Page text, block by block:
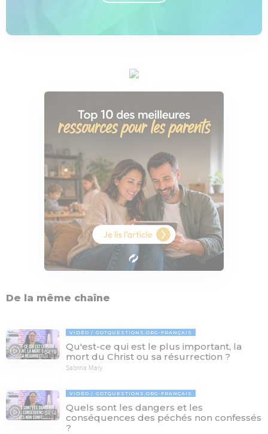
De la même chaîne
04:19
VIDÉO GOTQUESTIONS.ORG-FRANÇAIS
Qu'est-ce qui est le plus important, la
mort du Christ ou sa résurrection ?
Sabrina Mary
04:14
VIDÉO GOTQUESTIONS.ORG-FRANÇAIS
Quels sont les dangers et les
conséquences des péchés non confessés
?